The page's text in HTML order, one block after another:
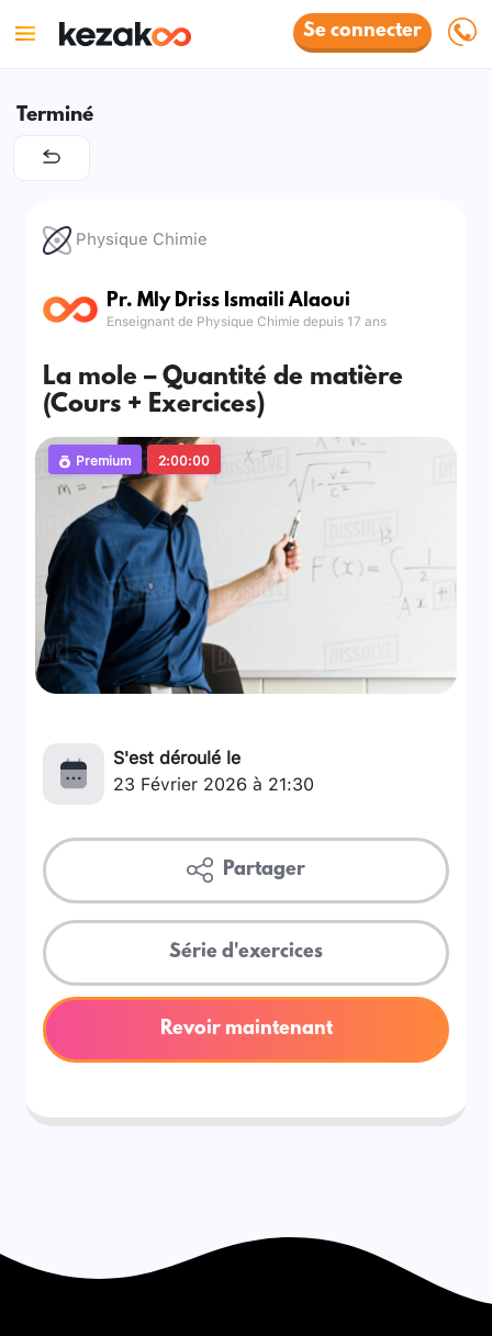
Se connecter
Terminé
Physique Chimie
Pr. Mly Driss Ismaili Alaoui
Enseignant de Physique Chimie depuis 17 ans
La mole – Quantité de matière
(Cours + Exercices)
Premium 2:00:00
S'est déroulé le
23 Février 2026 à 21:30
Partager
Série d'exercices
Revoir maintenant